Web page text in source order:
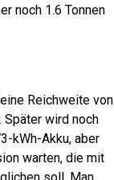
noch 1.6 Tonnen
Reichweite von
wird noch
kWh-Akku, aber
warten, die mit